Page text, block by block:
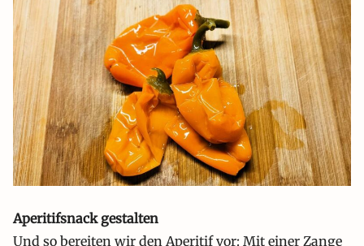
Aperitifsnack gestalten
Und so bereiten wir den Aperitif vor: Mit einer Zange